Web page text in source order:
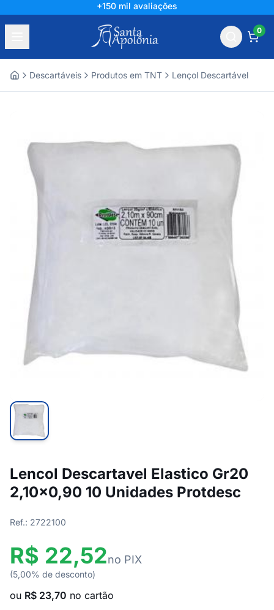
+150 mil avaliações
0
Descartáveis Produtos em TNT Lençol Descartável
Lencol Descartavel Elastico Gr20
2,10x0,90 10 Unidades Protdesc
Ref.: 2722100
R$ 22,52no PIX
(5,00% de desconto)
ou R$ 23,70 no cartão